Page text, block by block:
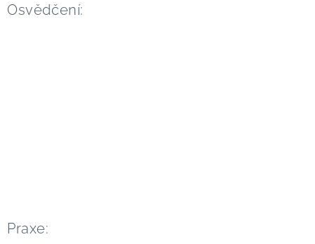
Osvědčení:
Praxe: